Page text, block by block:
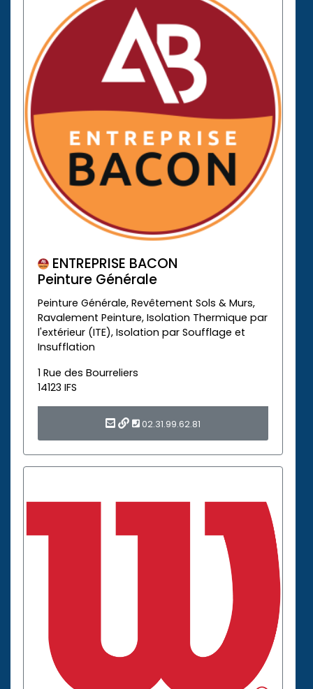
ENTREPRISE BACON
Peinture Générale
Peinture Générale, Revêtement Sols & Murs,
Ravalement Peinture, Isolation Thermique par
l'extérieur (ITE), Isolation par Soufflage et
Insufflation
1 Rue des Bourreliers
14123 IFS
02.31.99.62.81